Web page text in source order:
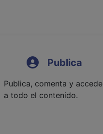
Publica
Publica, comenta y accede
a todo el contenido.